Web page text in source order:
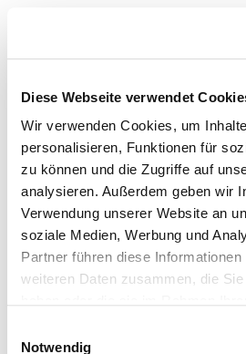
Diese Webseite verwendet
Wir verwenden Cookies, um
personalisieren, Funktionen für
zu können und die Zugriffe auf
analysieren. Außerdem geben wir
Verwendung unserer Website an
soziale Medien, Werbung und
Partner führen diese
weiteren Daten zusammen, die
Notwendig